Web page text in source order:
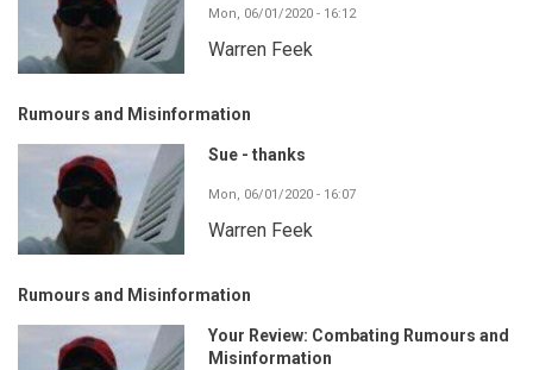
Mon, 06/01/2020 - 16:12
Warren Feek
Rumours and Misinformation
Sue - thanks
Mon, 06/01/2020 - 16:07
Warren Feek
Rumours and Misinformation
Your Review: Combating Rumours and
Misinformation